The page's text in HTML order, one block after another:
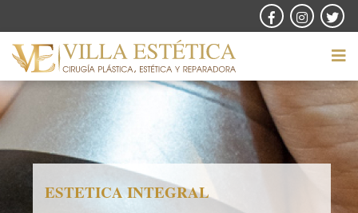
ESTETICA INTEGRAL